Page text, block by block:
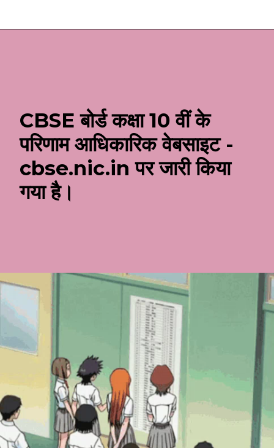
CBSE बोर्ड कक्षा 10 वीं के
परिणाम आधिकारिक वेबसाइट -
cbse.nic.in पर जारी किया
गया है।